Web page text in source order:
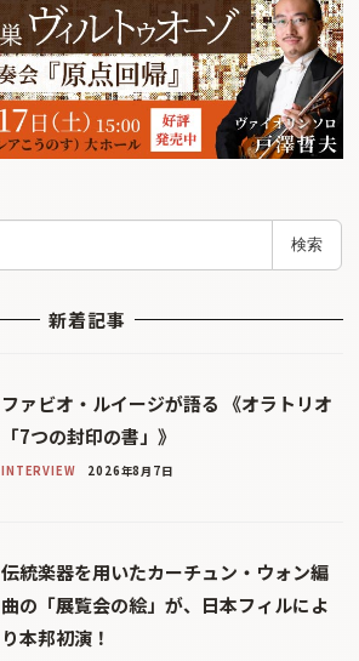
検索
新着記事
ファビオ・ルイージが語る 《オラトリオ
「7つの封印の書」》
INTERVIEW 2026年8月7日
伝統楽器を用いたカーチュン・ウォン編
曲の「展覧会の絵」が、日本フィルによ
り本邦初演！